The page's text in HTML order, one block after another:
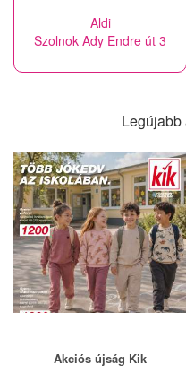
Aldi
Szolnok Ady Endre út 3
Akciós újság Kik